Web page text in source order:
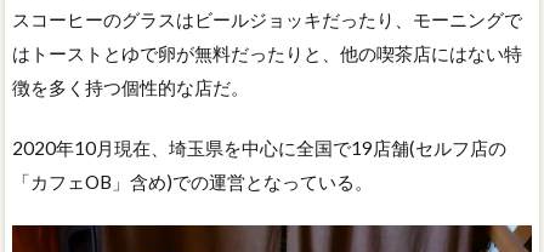
スコーヒーのグラスはビールジョッキだったり、モーニングで
はトーストとゆで卵が無料だったりと、他の喫茶店にはない特
徴を多く持つ個性的な店だ。
2020年10月現在、埼玉県を中心に全国で19店舗(セルフ店の
「カフェOB」含め)での運営となっている。